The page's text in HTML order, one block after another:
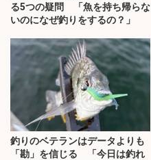
る5つの疑問 「魚を持ち帰らな
いのになぜ釣りをするの？」
釣りのベテランはデータよりも
「勘」を信じる 「今日は釣れ